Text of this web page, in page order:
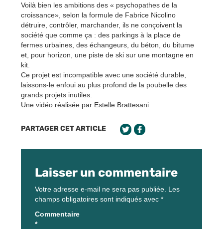
Voilà bien les ambitions des « psychopathes de la
croissance», selon la formule de Fabrice Nicolino
détruire, contrôler, marchander, ils ne conçoivent la
société que comme ça : des parkings à la place de
fermes urbaines, des échangeurs, du béton, du bitume
et, pour horizon, une piste de ski sur une montagne en
kit.
Ce projet est incompatible avec une société durable,
laissons-le enfoui au plus profond de la poubelle des
grands projets inutiles.
Une vidéo réalisée par Estelle Brattesani
PARTAGER CET ARTICLE
Laisser un commentaire
Votre adresse e-mail ne sera pas publiée. Les
champs obligatoires sont indiqués avec *
Commentaire
*